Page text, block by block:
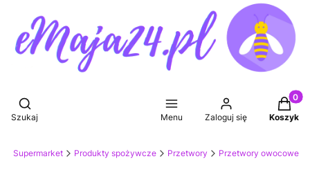
Otwórz wyszukiwarkę
Szukaj Menu Zaloguj się Koszyk
Supermarket Produkty spożywcze Przetwory Przetwory owocowe